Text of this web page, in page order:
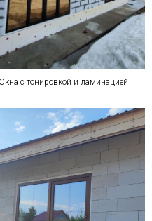
Окна с тонировкой и ламинацией